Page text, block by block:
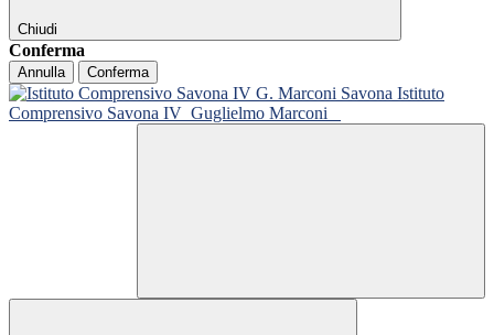
Chiudi
Conferma
Annulla Conferma
Istituto
Comprensivo Savona IV Guglielmo Marconi